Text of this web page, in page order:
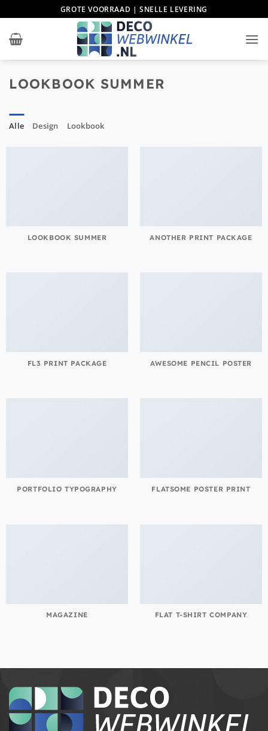
naar
inhoud
GROTE VOORRAAD | SNELLE LEVERING
LOOKBOOK SUMMER
Alle Design Lookbook
LOOKBOOK SUMMER ANOTHER PRINT PACKAGE
FL3 PRINT PACKAGE AWESOME PENCIL POSTER
PORTFOLIO TYPOGRAPHY FLATSOME POSTER PRINT
MAGAZINE FLAT T-SHIRT COMPANY